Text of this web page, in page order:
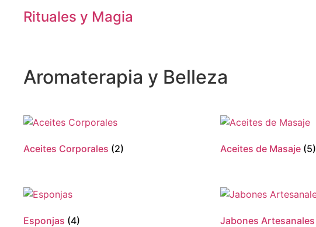
Rituales y Magia
Aromaterapia y Belleza
Aceites Corporales (2) Aceites de Masaje (5)
Esponjas (4) Jabones Artesanales